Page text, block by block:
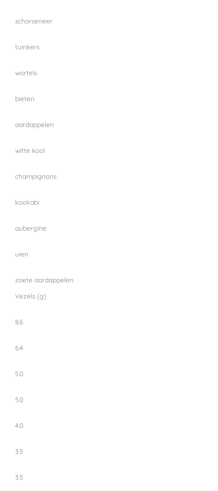
schorseneer
tuinkers
wortels
bieten
aardappelen
witte kool
champignons
koolrabi
aubergine
uien
zoete aardappelen
Vezels (g)
8.6
6.4
5.0
5.0
4.0
3.5
3.5